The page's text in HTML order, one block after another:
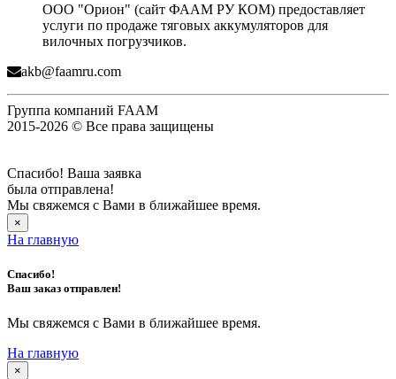
ООО "Орион" (сайт ФААМ РУ КОМ) предоставляет
услуги по продаже тяговых аккумуляторов для
вилочных погрузчиков.
akb@faamru.com
Группа компаний FAAM
2015-2026 © Все права защищены
Спасибо! Ваша заявка
была отправлена!
Мы свяжемся с Вами в ближайшее время.
×
На главную
Спасибо!
Ваш заказ отправлен!
Мы свяжемся с Вами в ближайшее время.
На главную
×